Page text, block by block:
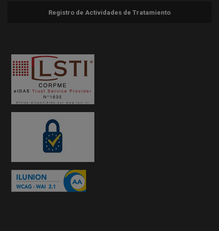
Registro de Actividades de Tratamiento